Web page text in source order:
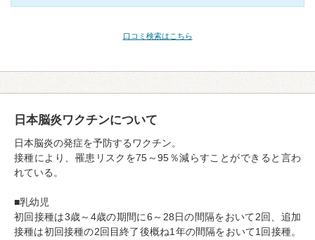
口コミ検索はこちら
日本脳炎ワクチンについて
日本脳炎の発症を予防するワクチン。
接種により、罹患リスクを75～95％減らすことができると言わ
れている。
■乳幼児
初回接種は3歳～4歳の期間に6～28日の間隔をおいて2回、追加
接種は初回接種の2回目終了後概ね1年の間隔をおいて1回接種。